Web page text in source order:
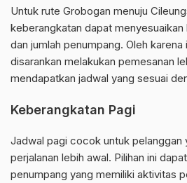
Untuk rute Grobogan menuju
keberangkatan dapat
dan jumlah penumpang. Oleh karena
disarankan melakukan pemesanan
mendapatkan jadwal yang sesuai
Keberangkatan Pagi
Jadwal pagi cocok untuk pelanggan
perjalanan lebih awal. Pilihan ini
penumpang yang memiliki aktivitas